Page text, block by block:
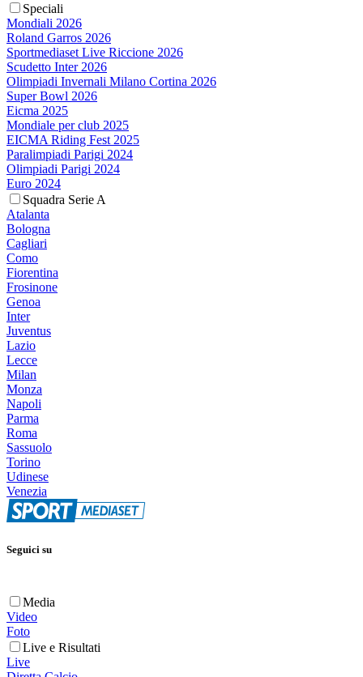
Speciali
Mondiali 2026
Roland Garros 2026
Sportmediaset Live Riccione 2026
Scudetto Inter 2026
Olimpiadi Invernali Milano Cortina 2026
Super Bowl 2026
Eicma 2025
Mondiale per club 2025
EICMA Riding Fest 2025
Paralimpiadi Parigi 2024
Olimpiadi Parigi 2024
Euro 2024
Squadra Serie A
Atalanta
Bologna
Cagliari
Como
Fiorentina
Frosinone
Genoa
Inter
Juventus
Lazio
Lecce
Milan
Monza
Napoli
Parma
Roma
Sassuolo
Torino
Udinese
Venezia
Seguici su
Media
Video
Foto
Live e Risultati
Live